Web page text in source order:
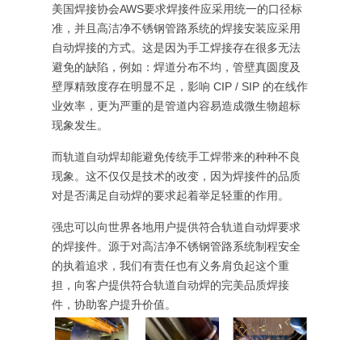
美国焊接协会AWS要求焊接件应采用统一的口径标
准，并且高洁净不锈钢管路系统的焊接安装应采用
自动焊接的方式。这是因为手工焊接存在很多无法
避免的缺陷，例如：焊道分布不均，管壁真圆度及
壁厚精致度存在明显不足，影响 CIP / SIP 的在线作
业效率，更为严重的是管道内容易造成微生物超标
现象发生。
而轨道自动焊却能避免传统手工焊带来的种种不良
现象。这不仅仅是技术的改变，因为焊接件的品质
对是否满足自动焊的要求起着举足轻重的作用。
强忠可以向世界各地用户提供符合轨道自动焊要求
的焊接件。源于对高洁净不锈钢管路系统制程安全
的执着追求，我们有责任也有义务肩负起这个重
担，向客户提供符合轨道自动焊的完美品质焊接
件，协助客户提升价值。